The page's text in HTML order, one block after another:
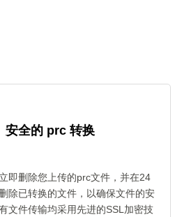
安全的 prc 转换
即删除您上传的prc文件，并在24
除已转换的文件，以确保文件的安
文件传输均采用先进的SSL加密技